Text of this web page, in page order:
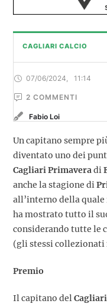
CAGLIARI CALCIO
07/06/2024, 11:14
2 COMMENTI
Fabio Loi
Un capitano sempre
diventato uno dei
Cagliari Primaveradi
anche la stagione di
all’interno della
ha mostrato tutto il
considerando tutte le
(gli stessi collezionati
Premio
Il capitano delCagliari